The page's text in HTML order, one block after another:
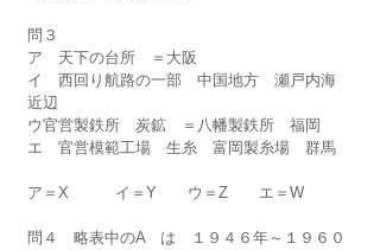
問３
ア　天下の台所　＝大阪
イ　西回り航路の一部　中国地方　瀬戸内海
近辺
ウ官営製鉄所　炭鉱　＝八幡製鉄所　福岡
エ　官営模範工場　生糸　富岡製糸場　群馬
ア＝X　　　イ＝Y　　ウ＝Z　　エ＝W
問４　略表中のA　は　１９４６年～１９６０